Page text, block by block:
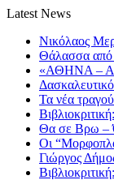
Latest News
Νικόλαος
Θάλασσα από
«ΑΘΗΝΑ –
Τα νέα
Θα σε Βρω –
Οι
Γιώργος